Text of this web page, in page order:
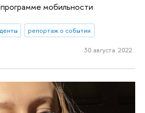
мобильности
репортаж о событии
30 августа 2022